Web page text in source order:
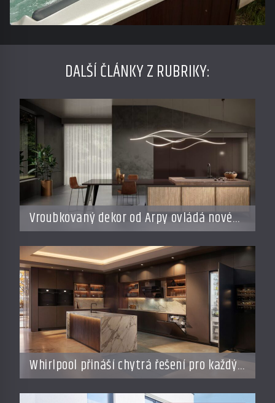
DALŠÍ ČLÁNKY Z RUBRIKY:
Vroubkovaný dekor od Arpy ovládá nové
interiéry
Whirlpool přináší chytrá řešení pro každý
styl vaření